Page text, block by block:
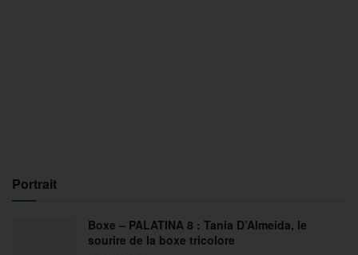
Portrait
Boxe – PALATINA 8 : Tania D’Almeida, le
sourire de la boxe tricolore